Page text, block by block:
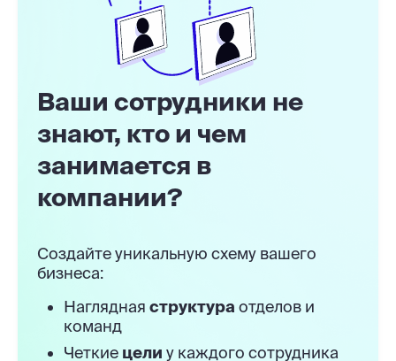
Ваши сотрудники не
знают, кто и чем
занимается в
компании?
Создайте уникальную схему вашего
бизнеса:
Наглядная структура отделов и
команд
Четкие цели у каждого сотрудника